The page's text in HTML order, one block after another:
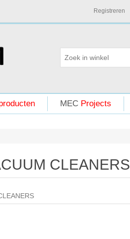
Registreren
MEC Projects
CLEANERS